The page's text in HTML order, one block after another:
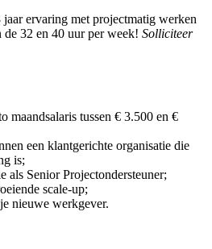
ervaring met projectmatig werken
de 32 en 40 uur per week! Solliciteer
maandsalaris tussen € 3.500 en €
een klantgerichte organisatie die
is;
als Senior Projectondersteuner;
scale-up;
nieuwe werkgever.